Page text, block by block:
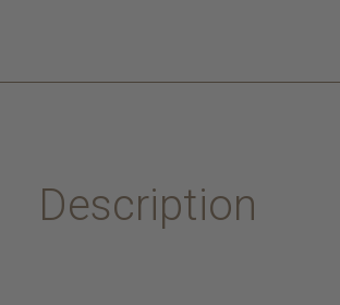
Description